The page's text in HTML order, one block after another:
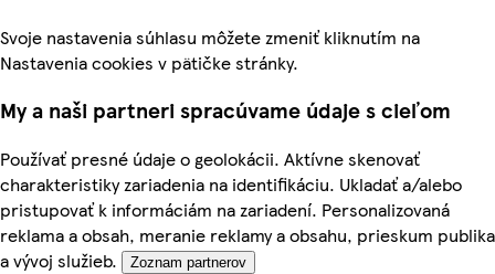
Svoje nastavenia súhlasu môžete zmeniť kliknutím na
Nastavenia cookies v pätičke stránky.
My a naši partneri spracúvame údaje s cieľom
Používať presné údaje o geolokácii. Aktívne skenovať
charakteristiky zariadenia na identifikáciu. Ukladať a/alebo
pristupovať k informáciám na zariadení. Personalizovaná
reklama a obsah, meranie reklamy a obsahu, prieskum publika
a vývoj služieb.
Zoznam partnerov